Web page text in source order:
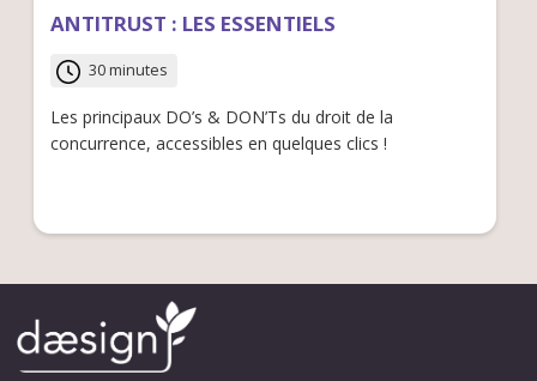
ANTITRUST : LES ESSENTIELS
30 minutes
Les principaux DO’s & DON’Ts du droit de la
concurrence, accessibles en quelques clics !